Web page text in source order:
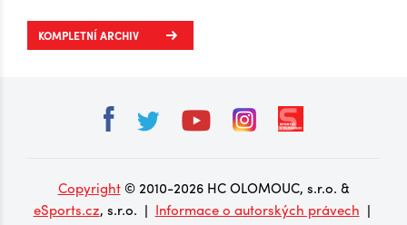
zima, říká o Plechárně
KOMPLETNÍ ARCHIV
Copyright© 2010-2026 HC OLOMOUC, s.r.o. &
eSports.cz, s.r.o. | Informace o autorských právech |